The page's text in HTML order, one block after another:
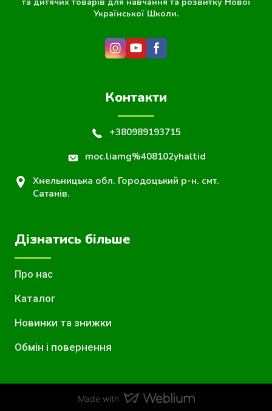
Української Школи.
Контакти
+380989193715
moc.liamg%408102yhaltid
Хмельницька обл. Городоцький р-н. смт.
Сатанів.
Дізнатись більше
Про нас
Каталог
Новинки та знижки
Обмін і повернення
Made with